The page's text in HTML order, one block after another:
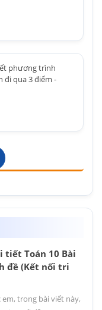
phương trình
đi qua 3 điểm -
tiết Toán 10 Bài
đề (Kết nối tri
em, trong bài viết này,